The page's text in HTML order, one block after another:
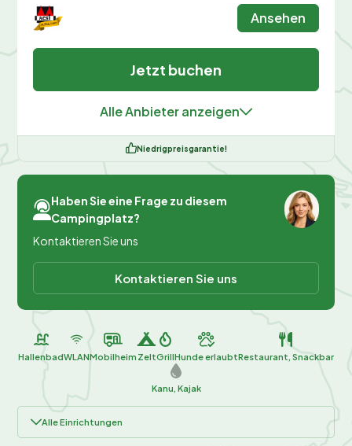
Ansehen
Jetzt buchen
Alle Anbieter anzeigen
Niedrigpreisgarantie!
Haben Sie eine Frage zu diesem
Campingplatz?
Kontaktieren Sie uns
Kontaktieren Sie uns
HallenbadWLANMobilheim ZeltGrillHunde erlaubtRestaurant, Snackbar
Kanu, Kajak
Alle Einrichtungen